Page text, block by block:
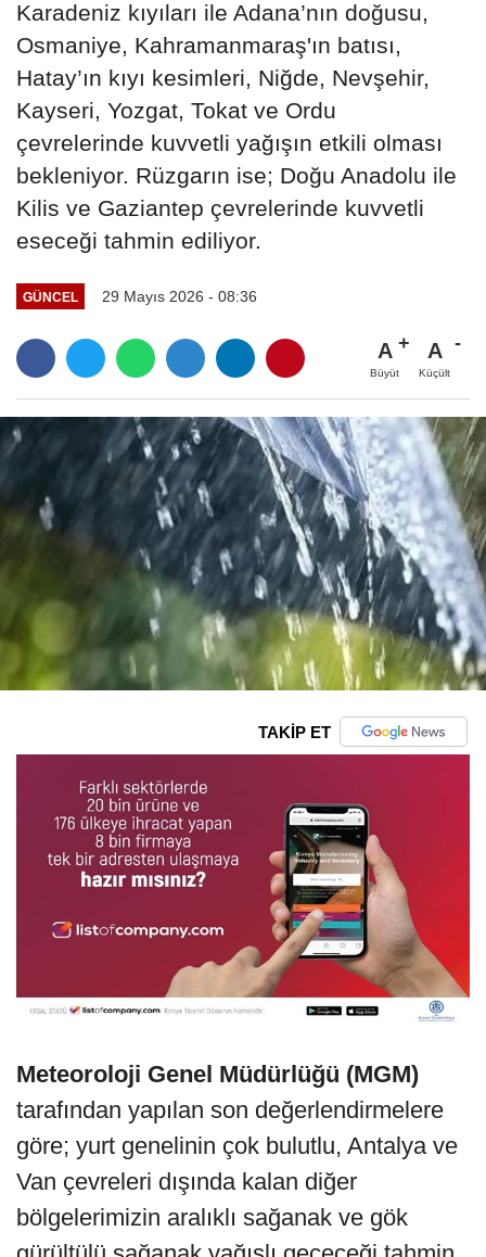
Karadeniz kıyıları ile Adana’nın doğusu,
Osmaniye, Kahramanmaraş'ın batısı,
Hatay’ın kıyı kesimleri, Niğde, Nevşehir,
Kayseri, Yozgat, Tokat ve Ordu
çevrelerinde kuvvetli yağışın etkili olması
bekleniyor. Rüzgarın ise; Doğu Anadolu ile
Kilis ve Gaziantep çevrelerinde kuvvetli
eseceği tahmin ediliyor.
GÜNCEL 29 Mayıs 2026 - 08:36
A
Büyüt
A
Küçült
TAKİP ET
Meteoroloji Genel Müdürlüğü (MGM)
tarafından yapılan son değerlendirmelere
göre; yurt genelinin çok bulutlu, Antalya ve
Van çevreleri dışında kalan diğer
bölgelerimizin aralıklı sağanak ve gök